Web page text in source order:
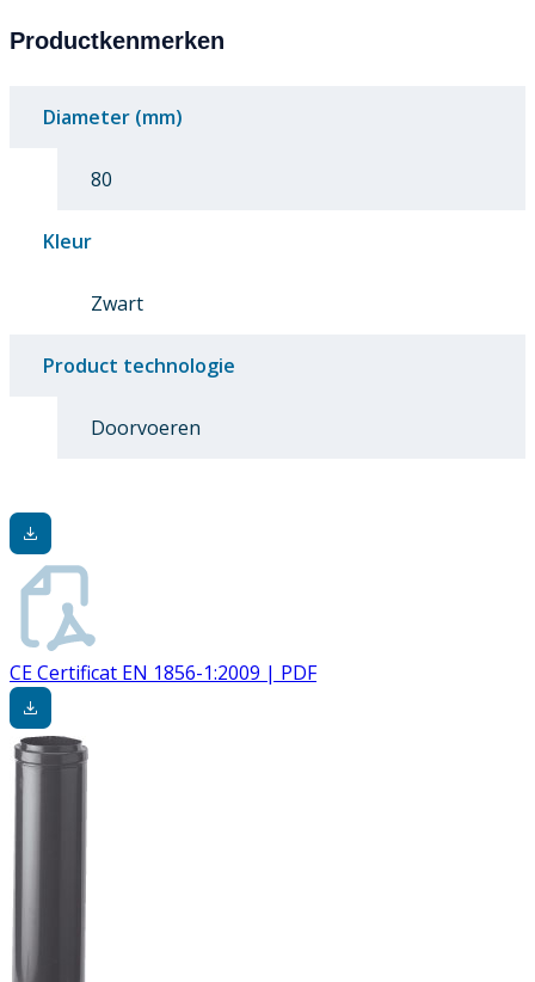
Productkenmerken
Diameter (mm)
80
Kleur
Zwart
Product technologie
Doorvoeren
CE Certificat EN 1856-1:2009 | PDF